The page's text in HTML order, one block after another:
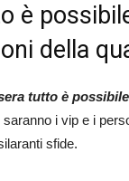
è
della
tutto è possibile
i vip e i
sfide.